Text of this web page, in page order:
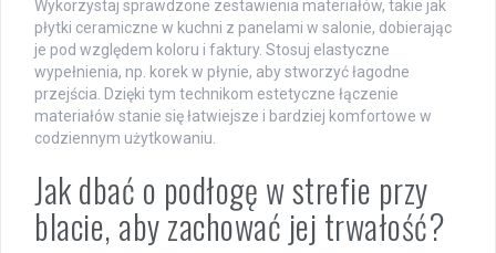
Wykorzystaj sprawdzone zestawienia materiałów, takie jak
płytki ceramiczne w kuchni z panelami w salonie, dobierając
je pod względem koloru i faktury. Stosuj elastyczne
wypełnienia, np. korek w płynie, aby stworzyć łagodne
przejścia. Dzięki tym technikom estetyczne łączenie
materiałów stanie się łatwiejsze i bardziej komfortowe w
codziennym użytkowaniu.
Jak dbać o podłogę w strefie przy
blacie, aby zachować jej trwałość?